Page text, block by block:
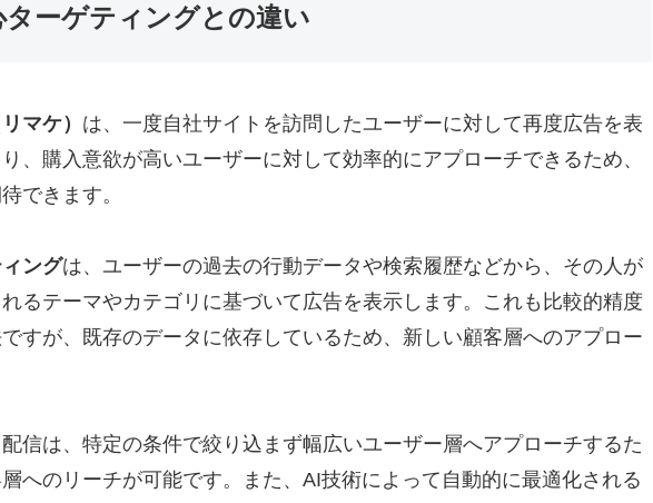
ターゲティングとの違い
マケ） は、一度自社サイトを訪問したユーザーに対して再度広告を表
、購入意欲が高いユーザーに対して効率的にアプローチできるため、
できます。
ングは、ユーザーの過去の行動データや検索履歴などから、その人が
るテーマやカテゴリに基づいて広告を表示します。これも比較的精度
すが、既存のデータに依存しているため、新しい顧客層へのアプロー
信は、特定の条件で絞り込まず幅広いユーザー層へアプローチするた
へのリーチが可能です。また、AI技術によって自動的に最適化される